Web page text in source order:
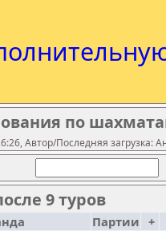
по
Автор/Последняя загрузка:
9 туров
Партии +